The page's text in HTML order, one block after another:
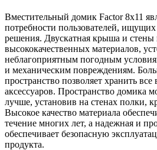
Вместительный домик Factor 8x11
потребности пользователей,
решения. Двускатная крыша и стены
высококачественных материалов,
неблагоприятным погодным
и механическим повреждениям.
пространство позволяет хранить
аксессуаров. Пространство домика
лучше, установив на стенах полки,
Высокое качество материала
течение многих лет, а надежная и
обеспечивает безопасную
продукта.